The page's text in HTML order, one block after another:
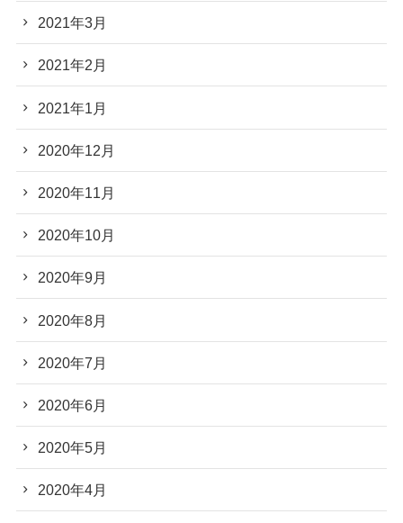
2021年3月
2021年2月
2021年1月
2020年12月
2020年11月
2020年10月
2020年9月
2020年8月
2020年7月
2020年6月
2020年5月
2020年4月